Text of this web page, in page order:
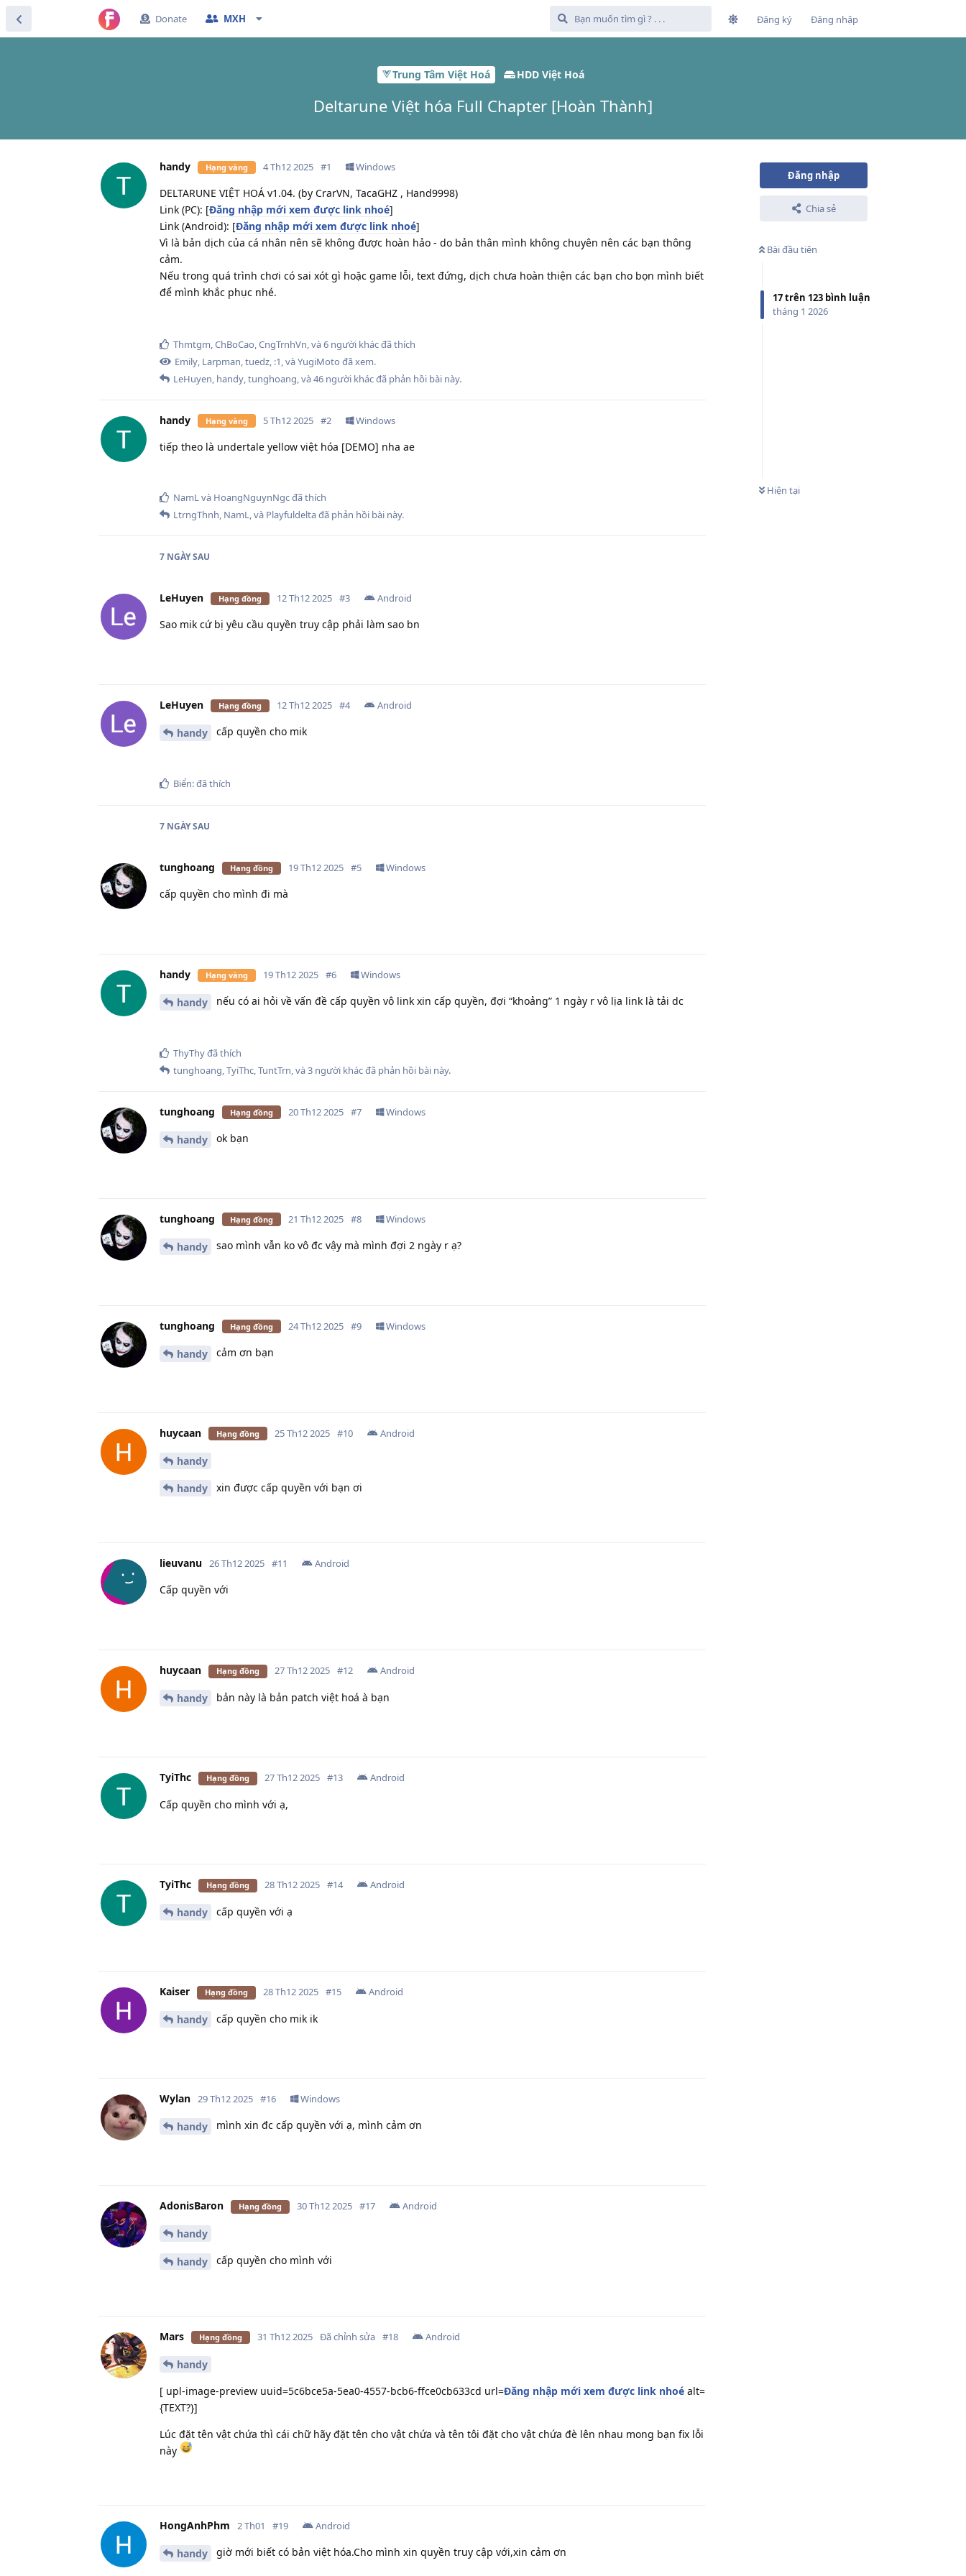
Donate MXH Đăng ký Đăng nhập
Trung Tâm Việt Hoá HDD Việt Hoá
Deltarune Việt hóa Full Chapter [Hoàn Thành]
Đăng nhập
Chia sẻ
Bài đầu tiên
17trên 123 bình luận
tháng 1 2026
Hiện tại
handy Hạng vàng 4 Th12 2025 #1 Windows
DELTARUNE VIỆT HOÁ v1.04. (by CrarVN, TacaGHZ , Hand9998)
Link (PC): [Đăng nhập mới xem được link nhoé]
Link (Android): [Đăng nhập mới xem được link nhoé]
Vì là bản dịch của cá nhân nên sẽ không được hoàn hảo - do bản thân mình không chuyên nên các bạn thông
cảm.
Nếu trong quá trình chơi có sai xót gì hoặc game lỗi, text đứng, dịch chưa hoàn thiện các bạn cho bọn mình biết
để mình khắc phục nhé.
Thmtgm ChBoCao CngTrnhVn , và6 người khácđã thích
Emily Larpman tuedz :1 , vàYugiMoto đã xem.
LeHuyen handy tunghoang , và46 người khácđã phản hồi bài này.
handy Hạng vàng 5 Th12 2025 #2 Windows
tiếp theo là undertale yellow việt hóa [DEMO] nha ae
NamLvà HoangNguynNgcđã thích
LtrngThnh, NamL, và Playfuldeltađã phản hồi bài này.
7 NGÀYSAU
LeHuyen Hạng đồng 12 Th12 2025 #3 Android
Sao mik cứ bị yêu cầu quyền truy cập phải làm sao bn
LeHuyen Hạng đồng 12 Th12 2025 #4 Android
handy cấp quyền cho mik
Biển:đã thích
7 NGÀYSAU
tunghoang Hạng đồng 19 Th12 2025 #5 Windows
cấp quyền cho mình đi mà
handy Hạng vàng 19 Th12 2025 #6 Windows
handy nếu có ai hỏi về vấn đề cấp quyền vô link xin cấp quyền, đợi “khoảng” 1 ngày r vô lịa link là tải dc
ThyThyđã thích
tunghoang,TyiThc,TuntTrn, và3 người khácđã phản hồi bài này.
tunghoang Hạng đồng 20 Th12 2025 #7 Windows
handy ok bạn
tunghoang Hạng đồng 21 Th12 2025 #8 Windows
handy sao mình vẫn ko vô đc vậy mà mình đợi 2 ngày r ạ?
tunghoang Hạng đồng 24 Th12 2025 #9 Windows
handy cảm ơn bạn
huycaan Hạng đồng 25 Th12 2025 #10 Android
handy
handy xin được cấp quyền với bạn ơi
lieuvanu 26 Th12 2025 #11 Android
Cấp quyền với
huycaan Hạng đồng 27 Th12 2025 #12 Android
handy bản này là bản patch việt hoá à bạn
TyiThc Hạng đồng 27 Th12 2025 #13 Android
Cấp quyền cho mình với ạ,
TyiThc Hạng đồng 28 Th12 2025 #14 Android
handy cấp quyền với ạ
Kaiser Hạng đồng 28 Th12 2025 #15 Android
handy cấp quyền cho mik ik
Wylan 29 Th12 2025 #16 Windows
handy mình xin đc cấp quyền với ạ, mình cảm ơn
AdonisBaron Hạng đồng 30 Th12 2025 #17 Android
handy
handy cấp quyền cho mình với
Mars Hạng đồng 31 Th12 2025 Đã chỉnh sửa #18 Android
handy
[ upl-image-preview uuid=5c6bce5a-5ea0-4557-bcb6-ffce0cb633cd url=Đăng nhập mới xem được link nhoé alt=
{TEXT?}]
Lúc đặt tên vật chứa thì cái chữ hãy đặt tên cho vật chứa và tên tôi đặt cho vật chứa đè lên nhau mong bạn fix lỗi
này
HongAnhPhm 2 Th01 #19 Android
handy giờ mới biết có bản việt hóa.Cho mình xin quyền truy cập với,xin cảm ơn